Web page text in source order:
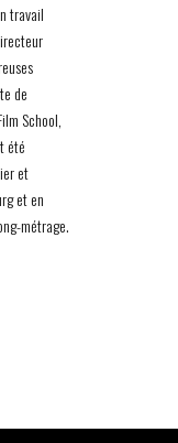
travail
de
School,
été
et
et en
métrage.